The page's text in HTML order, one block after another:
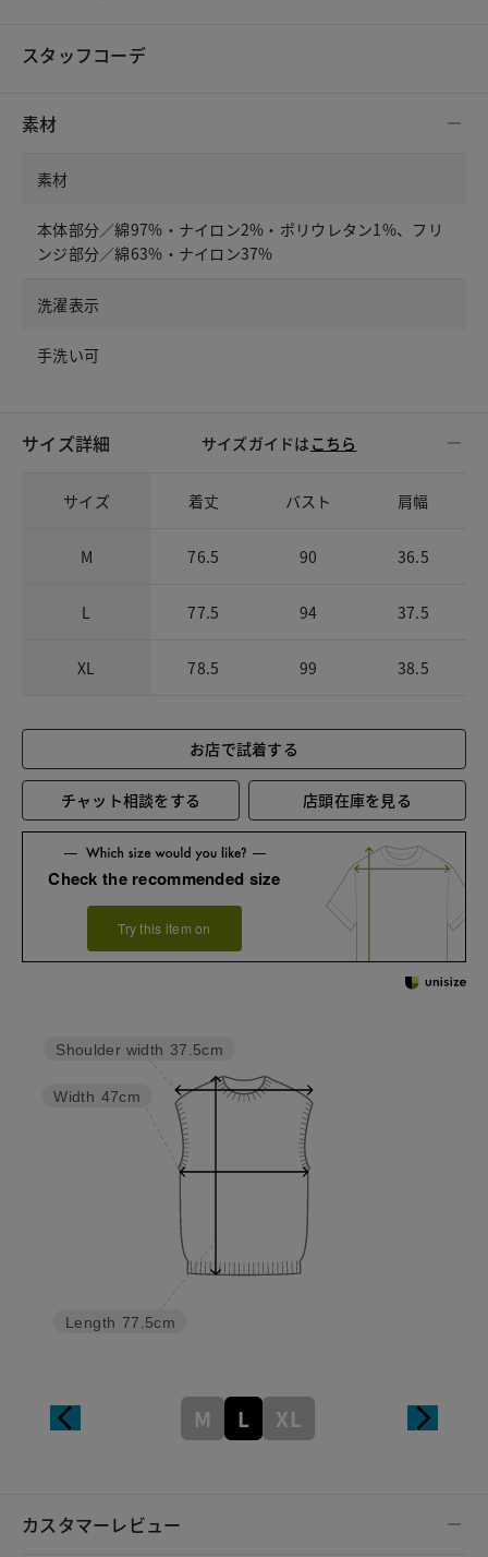
スタッフコーデ
素材
素材
本体部分／綿97%・ナイロン2%・ポリウレタン1%、フリ
ンジ部分／綿63%・ナイロン37%
洗濯表示
手洗い可
サイズ詳細 サイズガイドは こちら
サイズ 着丈 バスト 肩幅
M 76.5 90 36.5
L 77.5 94 37.5
XL 78.5 99 38.5
お店で試着する
チャット相談をする 店頭在庫を見る
Check the recommended size
Try this item on
Length 77.5cm
Width 47cm
Shoulder width 37.5cm
M L XL
カスタマーレビュー